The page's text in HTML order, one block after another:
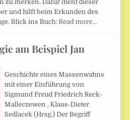
zu merken. Dafür dient dieser
und hilft beim Erkunden des
Blick ins Buch: Read more…
am Beispiel Jan
Geschichte eines Massenwahns
mit einer Einführung von
Sigmund Freud Friedrich Reck-
Malleczewen , Klaus-Dieter
Sedlacek (Hrsg.) Der Begriff